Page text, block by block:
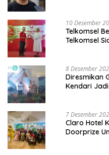
10 Desember
Telkomsel
Telkomsel
8 Desember
Diresmikan
Kendari
7 Desember
Claro Hotel
Doorprize